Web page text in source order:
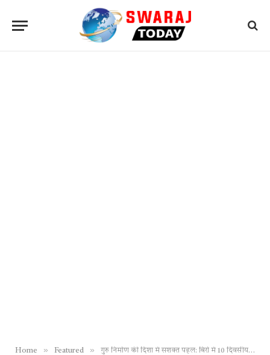
Home » Featured » गुरु निर्माण की दिशा में सशक्त पहल: बिर्रा में 10 दिवसीय आचार्य प्रशिक्षण वर्ग का शुभारंभ, विद्या भारती के मार्गदर्शन में ग्राम भारती सरस्वती शिक्षा विकास समिति का आयोजन